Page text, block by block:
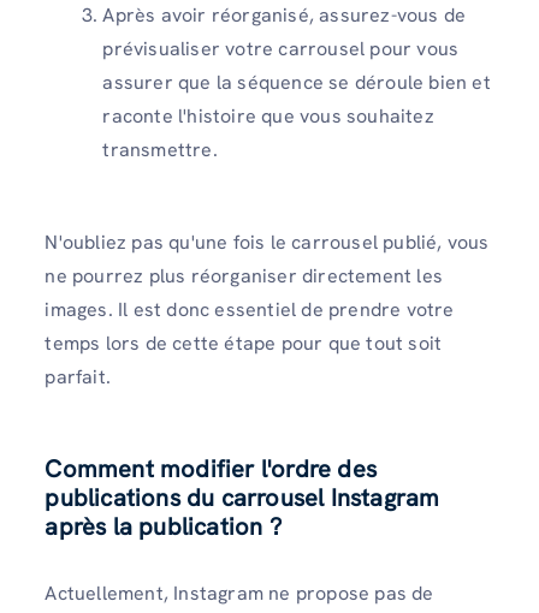
Après avoir réorganisé, assurez-vous de
prévisualiser votre carrousel pour vous
assurer que la séquence se déroule bien et
raconte l'histoire que vous souhaitez
transmettre.
N'oubliez pas qu'une fois le carrousel publié, vous
ne pourrez plus réorganiser directement les
images. Il est donc essentiel de prendre votre
temps lors de cette étape pour que tout soit
parfait.
Comment modifier l'ordre des
publications du carrousel Instagram
après la publication ?
Actuellement, Instagram ne propose pas de